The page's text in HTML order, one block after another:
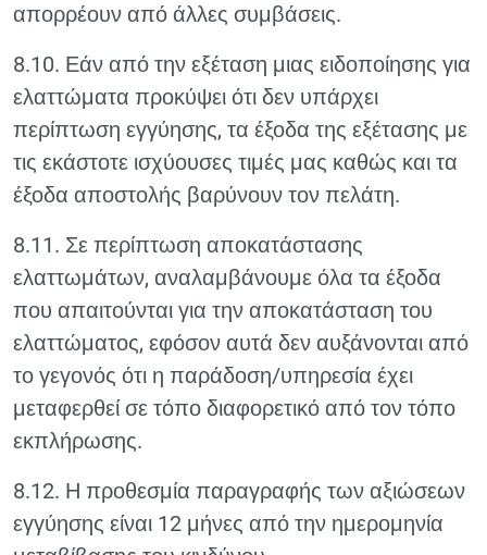
απορρέουν από άλλες συμβάσεις.
8.10. Εάν από την εξέταση μιας ειδοποίησης για
ελαττώματα προκύψει ότι δεν υπάρχει
περίπτωση εγγύησης, τα έξοδα της εξέτασης με
τις εκάστοτε ισχύουσες τιμές μας καθώς και τα
έξοδα αποστολής βαρύνουν τον πελάτη.
8.11. Σε περίπτωση αποκατάστασης
ελαττωμάτων, αναλαμβάνουμε όλα τα έξοδα
που απαιτούνται για την αποκατάσταση του
ελαττώματος, εφόσον αυτά δεν αυξάνονται από
το γεγονός ότι η παράδοση/υπηρεσία έχει
μεταφερθεί σε τόπο διαφορετικό από τον τόπο
εκπλήρωσης.
8.12. Η προθεσμία παραγραφής των αξιώσεων
εγγύησης είναι 12 μήνες από την ημερομηνία